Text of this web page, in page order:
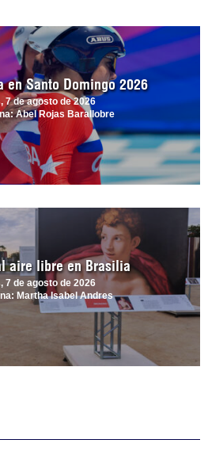
en Santo Domingo 2026
7 de agosto de 2026
Abel Rojas Barallobre
aire libre en Brasilia
7 de agosto de 2026
Martha Isabel Andres